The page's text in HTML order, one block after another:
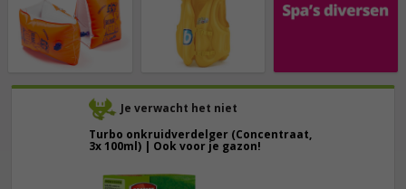
Je verwacht het niet
Turbo onkruidverdelger (Concentraat,
3x 100ml) | Ook voor je gazon!